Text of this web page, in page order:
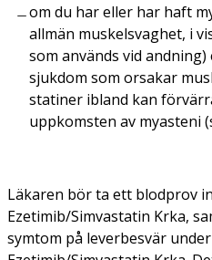
om du har eller har haft
allmän muskelsvaghet, i
som används vid
sjukdom som orsakar
statiner ibland kan
uppkomsten av myasteni
Läkaren bör ta ett blodprov
Ezetimib/Simvastatin Krka,
symtom på leverbesvär